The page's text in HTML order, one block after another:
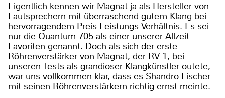
Eigentlich kennen wir Magnat ja als Hersteller von
Lautsprechern mit überraschend gutem Klang bei
hervorragendem Preis-Leistungs-Verhältnis. Es sei
nur die Quantum 705 als einer unserer Allzeit-
Favoriten genannt. Doch als sich der erste
Röhrenverstärker von Magnat, der RV 1, bei
unseren Tests als grandioser Klangkünstler outete,
war uns vollkommen klar, dass es Shandro Fischer
mit seinen Röhrenverstärkern richtig ernst meinte.